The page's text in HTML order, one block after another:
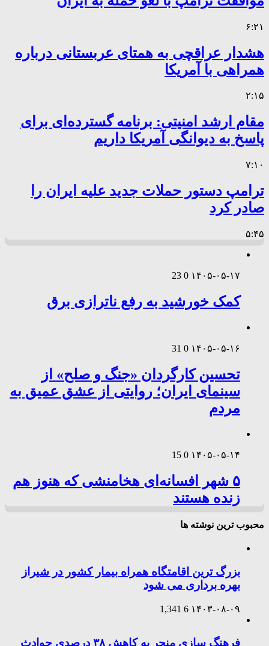
۶:۲۱
هشدار عراقچی به همتای عربستانی درباره
همراهی با آمریکا
۲:۱۵
مقام ارشد امنیتی: برنامه گسترده‌ای برای
پاسخ به دیوانگی آمریکا داریم
۷:۱۰
ترامپ دستور حملات جدید علیه ایران را
صادر کرد
۵:۴۵
۱۴۰۵-۰۵-۱۷ 0
23
کمک خورشید به رفع ناترازی برق
۱۴۰۵-۰۵-۱۶ 0
31
تحسین کارگردان «جنگ و صلح» از
سینمای ایران؛ روایتی از عشق عمیق به
مردم
۱۴۰۵-۰۵-۱۴ 0
15
۵ شهر افسانه‌ای هخامنشی که هنوز هم
زنده هستند
محبوب ترین نوشته ها
بزرگ ترین اقامتگاه همراه بیمار کشور در شیراز
بهره برداری می شود
۱۴۰۳-۰۸-۰۹ 6
1,341
فرهنگ سازی منجر به کاهش ۳۸ درصدی حوادث